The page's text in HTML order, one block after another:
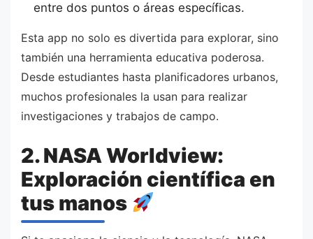
entre dos puntos o áreas específicas.
Esta app no solo es divertida para explorar, sino
también una herramienta educativa poderosa.
Desde estudiantes hasta planificadores urbanos,
muchos profesionales la usan para realizar
investigaciones y trabajos de campo.
2. NASA Worldview:
Exploración científica en
tus manos